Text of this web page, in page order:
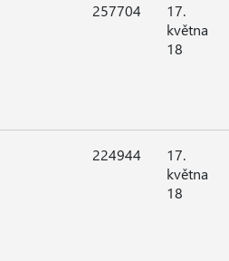
257704
17.
května
18
224944
17.
května
18